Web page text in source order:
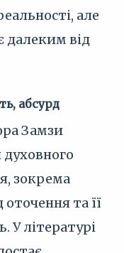
але
далеким від
абсурд
Замзи
духовного
зокрема
та її
У літературі